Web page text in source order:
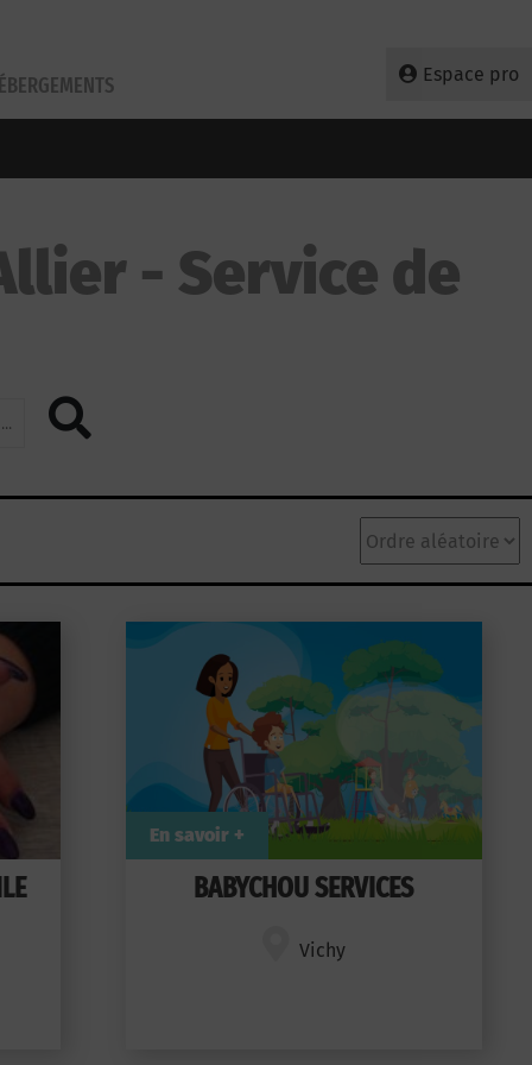
Espace pro
Service de
BABYCHOU SERVICES
Vichy
En savoir +